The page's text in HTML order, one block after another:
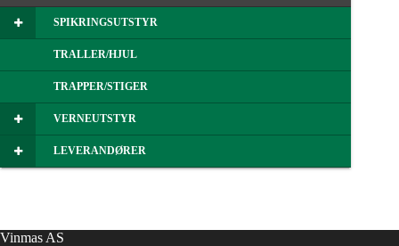
SPIKRINGSUTSTYR
TRALLER/HJUL
TRAPPER/STIGER
VERNEUTSTYR
LEVERANDØRER
Vinmas AS